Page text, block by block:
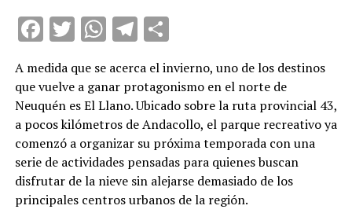
Facebook
Twitter
WhatsApp
Telegram
Compartir
A medida que se acerca el invierno, uno de los destinos
que vuelve a ganar protagonismo en el norte de
Neuquén es El Llano. Ubicado sobre la ruta provincial 43,
a pocos kilómetros de Andacollo, el parque recreativo ya
comenzó a organizar su próxima temporada con una
serie de actividades pensadas para quienes buscan
disfrutar de la nieve sin alejarse demasiado de los
principales centros urbanos de la región.